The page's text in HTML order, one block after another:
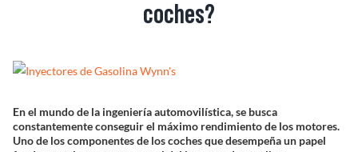
Noticias
coches?
View
Image
En el mundo de la ingeniería automovilística, se busca
constantemente conseguir el máximo rendimiento de los motores.
Uno de los componentes de los coches que desempeña un papel